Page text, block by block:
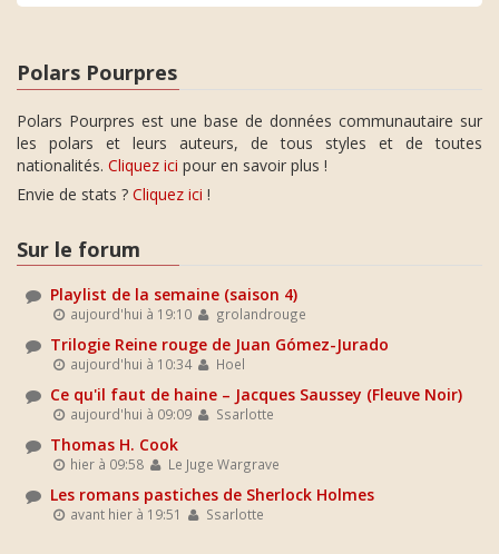
Polars Pourpres
Polars Pourpres est une base de données communautaire sur
les polars et leurs auteurs, de tous styles et de toutes
nationalités. Cliquez ici pour en savoir plus !
Envie de stats ? Cliquez ici !
Sur le forum
Playlist de la semaine (saison 4)
aujourd'hui à 19:10 grolandrouge
Trilogie Reine rouge de Juan Gómez-Jurado
aujourd'hui à 10:34 Hoel
Ce qu'il faut de haine – Jacques Saussey (Fleuve Noir)
aujourd'hui à 09:09 Ssarlotte
Thomas H. Cook
hier à 09:58 Le Juge Wargrave
Les romans pastiches de Sherlock Holmes
avant hier à 19:51 Ssarlotte